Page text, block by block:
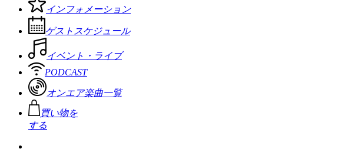
インフォメーション
ゲストスケジュール
イベント・ライブ
PODCAST
オンエア楽曲一覧
買い物を
する